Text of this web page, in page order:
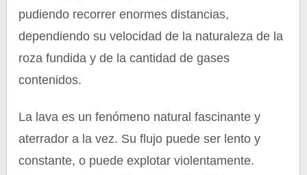
pudiendo recorrer enormes distancias,
dependiendo su velocidad de la naturaleza de la
roza fundida y de la cantidad de gases
contenidos.
La lava es un fenómeno natural fascinante y
aterrador a la vez. Su flujo puede ser lento y
constante, o puede explotar violentamente.